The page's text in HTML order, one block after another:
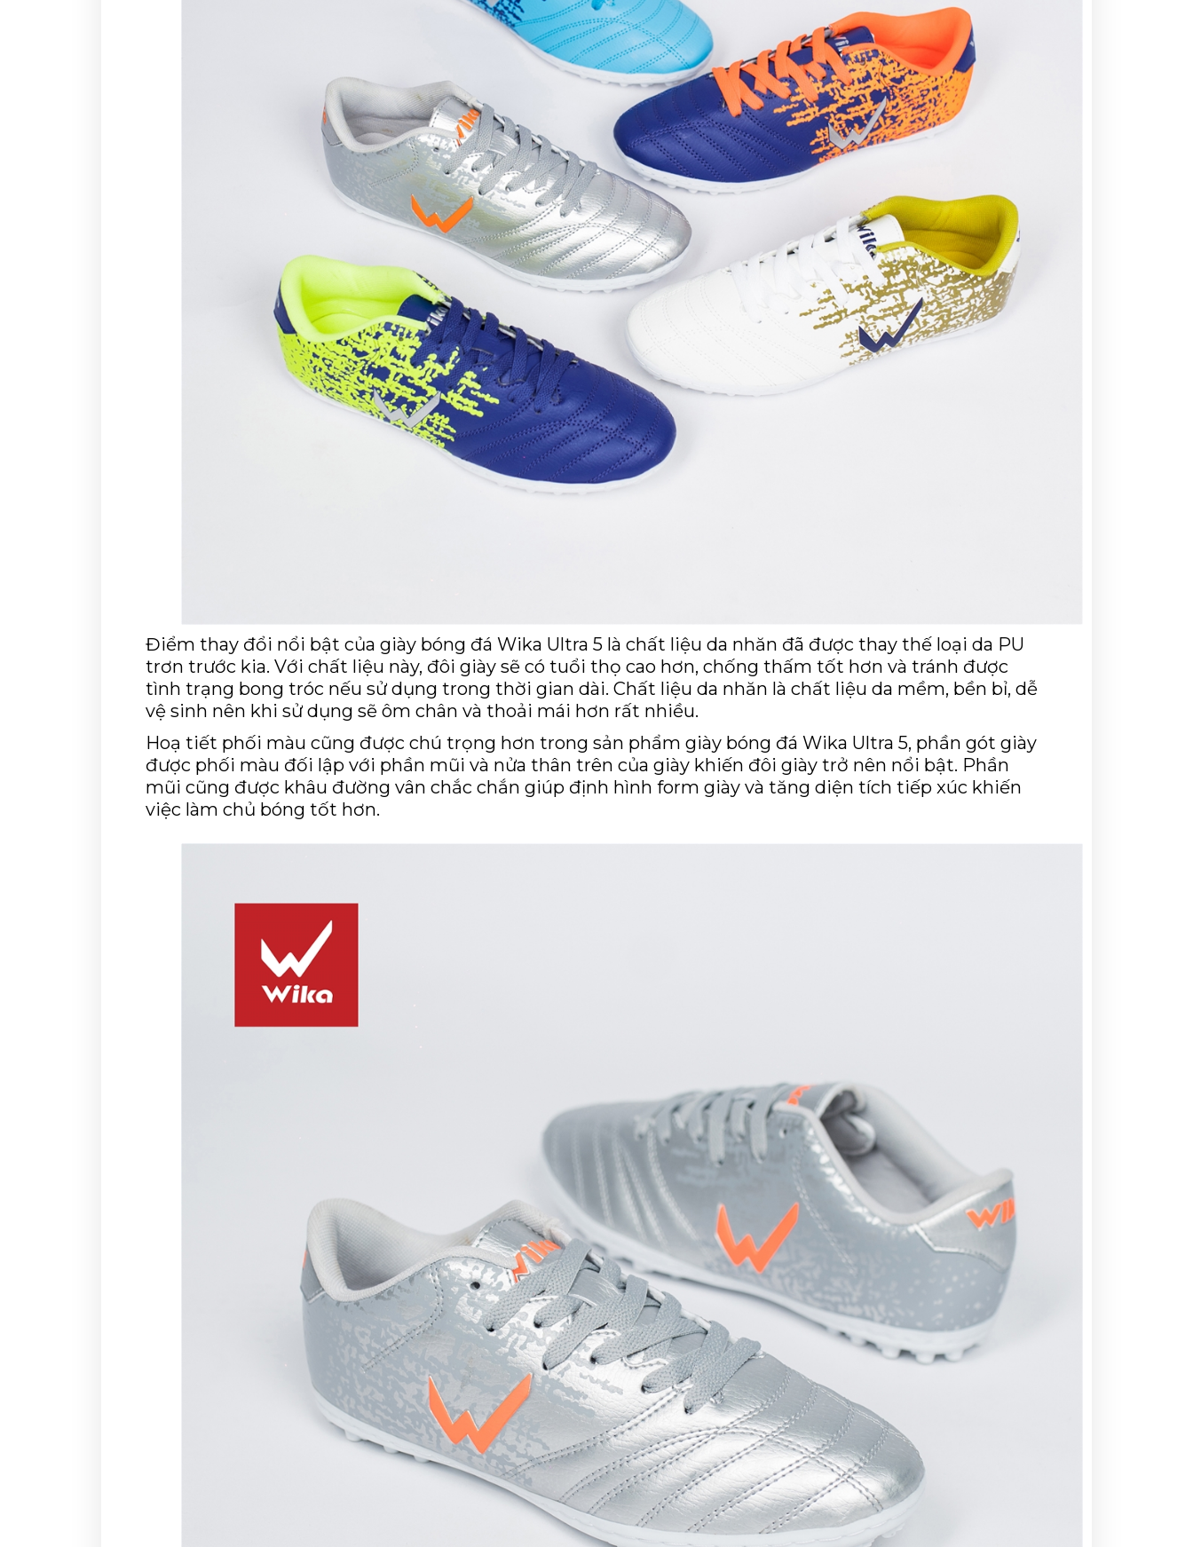
Điểm thay đổi nổi bật của giày bóng đá Wika Ultra 5 là chất liệu da nhăn đã được thay thế loại da PU
trơn trước kia. Với chất liệu này, đôi giày sẽ có tuổi thọ cao hơn, chống thấm tốt hơn và tránh được
tình trạng bong tróc nếu sử dụng trong thời gian dài. Chất liệu da nhăn là chất liệu da mềm, bền bỉ, dễ
vệ sinh nên khi sử dụng sẽ ôm chân và thoải mái hơn rất nhiều.
Hoạ tiết phối màu cũng được chú trọng hơn trong sản phẩm giày bóng đá Wika Ultra 5, phần gót giày
được phối màu đối lập với phần mũi và nửa thân trên của giày khiến đôi giày trở nên nổi bật. Phần
mũi cũng được khâu đường vân chắc chắn giúp định hình form giày và tăng diện tích tiếp xúc khiến
việc làm chủ bóng tốt hơn.